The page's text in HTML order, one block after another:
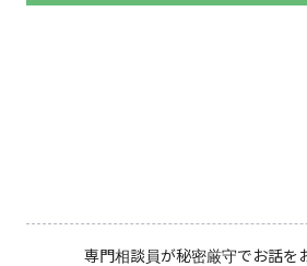
専門相談員が秘密厳守でお話を